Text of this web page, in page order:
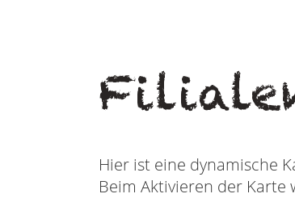
Hier ist eine dynamische
Beim Aktivieren der Karte